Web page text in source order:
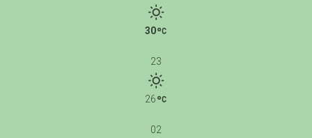
30
23
26
02